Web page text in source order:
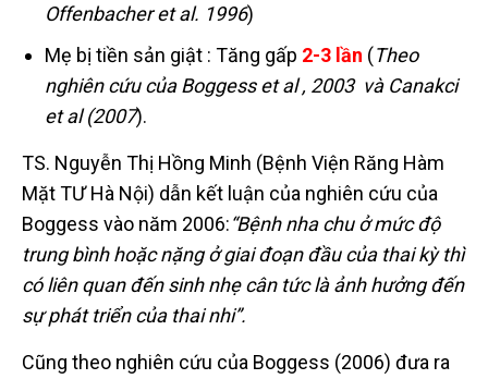
Offenbacher et al. 1996)
Mẹ bị tiền sản giật : Tăng gấp 2-3 lần (Theo
nghiên cứu của Boggess et al , 2003 và Canakci
et al (2007).
TS. Nguyễn Thị Hồng Minh (Bệnh Viện Răng Hàm
Mặt TƯ Hà Nội) dẫn kết luận của nghiên cứu của
Boggess vào năm 2006:“Bệnh nha chu ở mức độ
trung bình hoặc nặng ở giai đoạn đầu của thai kỳ thì
có liên quan đến sinh nhẹ cân tức là ảnh hưởng đến
sự phát triển của thai nhi”.
Cũng theo nghiên cứu của Boggess (2006) đưa ra